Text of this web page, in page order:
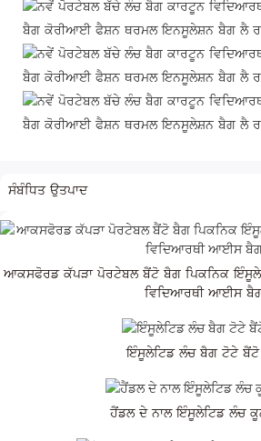
ਸੰਬੰਧਿਤ ਉਤਪਾਦ
ਆਕਸਫੋਰਡ ਕੱਪੜਾ ਪੋਰਟੇਬਲ ਬੈਂਟੋ ਬੈਗ ਪਿਕਨਿਕ
ਵਿਦਿਆਰਥੀ ਆਈਸ
ਇੰਸੂਲੇਟਿਡ ਲੰਚ ਬੈਗ ਟੋਟੇ
ਹੈਂਡਲ ਦੇ ਨਾਲ ਇੰਸੂਲੇਟਿਡ ਲੰਚ